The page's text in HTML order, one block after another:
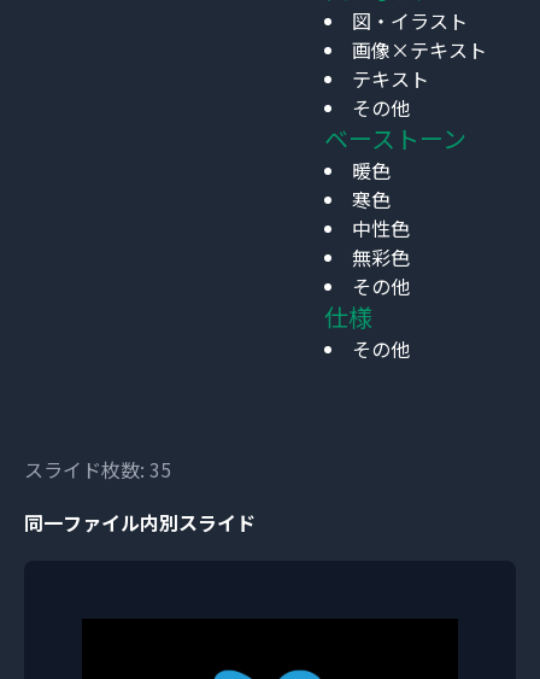
図・イラスト
画像×テキスト
テキスト
その他
ベーストーン
暖色
寒色
中性色
無彩色
その他
仕様
その他
スライド枚数: 35
同一ファイル内別スライド